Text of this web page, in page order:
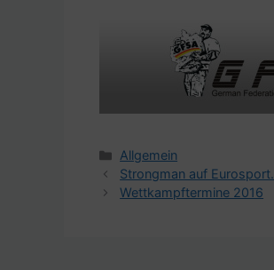
Kategorien
Allgemein
Strongman auf Eurosport.
Wettkampftermine 2016